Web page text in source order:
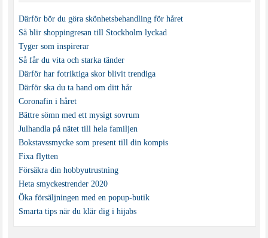
Därför bör du göra skönhetsbehandling för håret
Så blir shoppingresan till Stockholm lyckad
Tyger som inspirerar
Så får du vita och starka tänder
Därför har fotriktiga skor blivit trendiga
Därför ska du ta hand om ditt hår
Coronafin i håret
Bättre sömn med ett mysigt sovrum
Julhandla på nätet till hela familjen
Bokstavssmycke som present till din kompis
Fixa flytten
Försäkra din hobbyutrustning
Heta smyckestrender 2020
Öka försäljningen med en popup-butik
Smarta tips när du klär dig i hijabs